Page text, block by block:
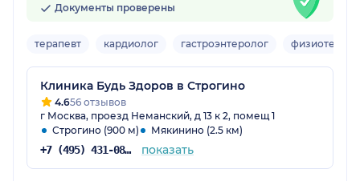
Документы проверены
терапевт кардиолог гастроэнтеролог
Клиника Будь Здоров в Строгино
4.656 отзывов
г Москва, проезд Неманский, д 13 к 2, помещ 1
Строгино (900 м)
Мякинино (2.5 км)
+7 (495) 431-08-89 показать